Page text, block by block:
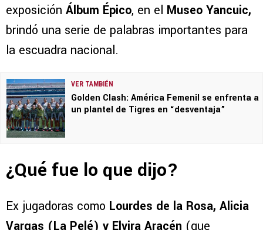
exposición Álbum Épico, en el Museo Yancuic,
brindó una serie de palabras importantes para
la escuadra nacional.
VER TAMBIÉN
Golden Clash: América Femenil se enfrenta a
un plantel de Tigres en “desventaja”
¿Qué fue lo que dijo?
Ex jugadoras como Lourdes de la Rosa, Alicia
Vargas (La Pelé) y Elvira Aracén (que